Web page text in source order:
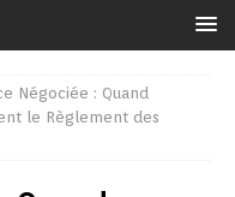
Négociée : Quand
le Règlement des